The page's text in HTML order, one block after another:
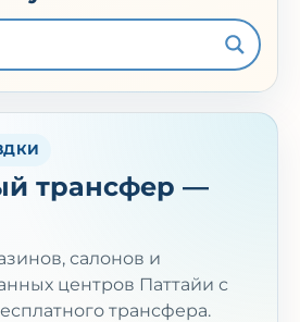
трансфер —
салонов и
центров Паттайи с
трансфера.